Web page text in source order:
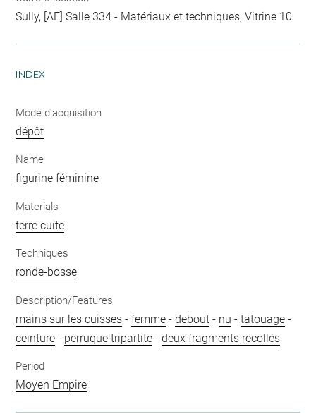
Sully, [AE] Salle 334 - Matériaux et techniques, Vitrine 10
INDEX
Mode d'acquisition
dépôt
Name
figurine féminine
Materials
terre cuite
Techniques
ronde-bosse
Description/Features
mains sur les cuisses -femme -debout - nu -tatouage -
ceinture - perruque tripartite -deux fragments recollés
Period
Moyen Empire